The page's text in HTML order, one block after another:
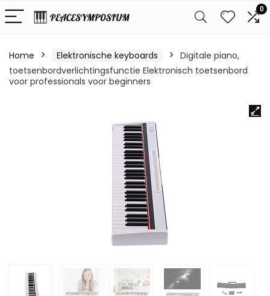
0
Home Elektronische keyboards
Digitale piano,
toetsenbordverlichtingsfunctie Elektronisch toetsenbord
voor professionals voor beginners